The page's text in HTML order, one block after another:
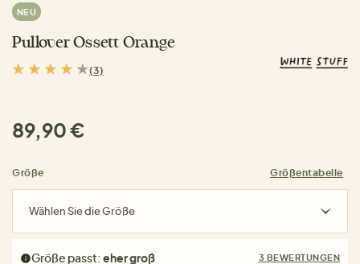
NEU
Pullover Ossett Orange
(3)
89,90 €
Größe Größentabelle
Wählen Sie die Größe
Größe passt:eher groß 3 BEWERTUNGEN